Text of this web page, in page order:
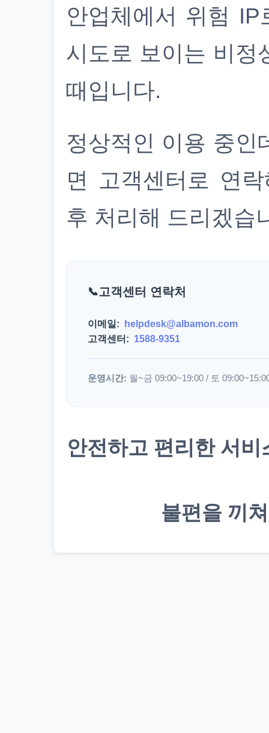
안업체에서 위험
시도로 보이는 비정
때입니다.
정상적인 이용 중인
면 고객센터로 연
후 처리해 드리겠습
고객센터 연락처
이메일:
helpdesk@albamon.com
고객센터: 1588-9351
운영시간: 월~금 09:00~19:00 / 토
안전하고 편리한 서
불편을 끼